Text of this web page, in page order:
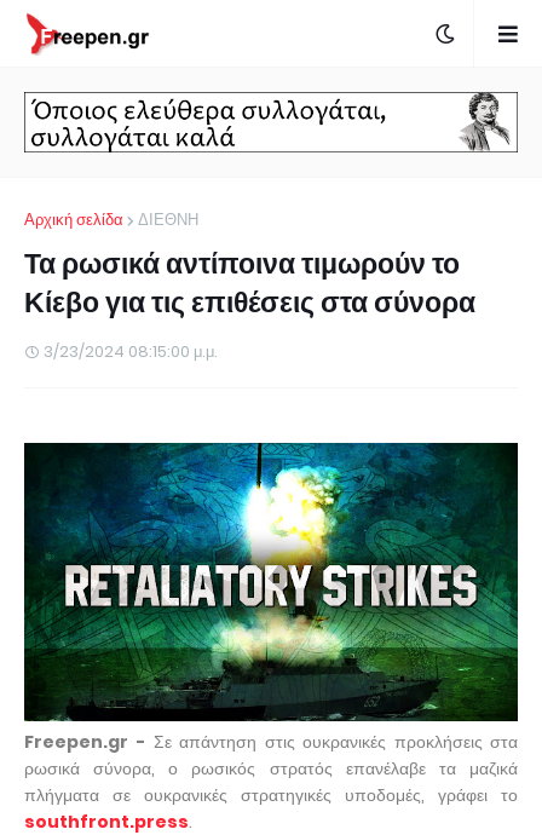
Αρχική σελίδα ΔΙΕΘΝΗ
Τα ρωσικά αντίποινα τιμωρούν το
Κίεβο για τις επιθέσεις στα σύνορα
3/23/2024 08:15:00 μ.μ.
Freepen.gr - Σε απάντηση στις ουκρανικές προκλήσεις στα
ρωσικά σύνορα, ο ρωσικός στρατός επανέλαβε τα μαζικά
πλήγματα σε ουκρανικές στρατηγικές υποδομές, γράφει το
southfront.press.